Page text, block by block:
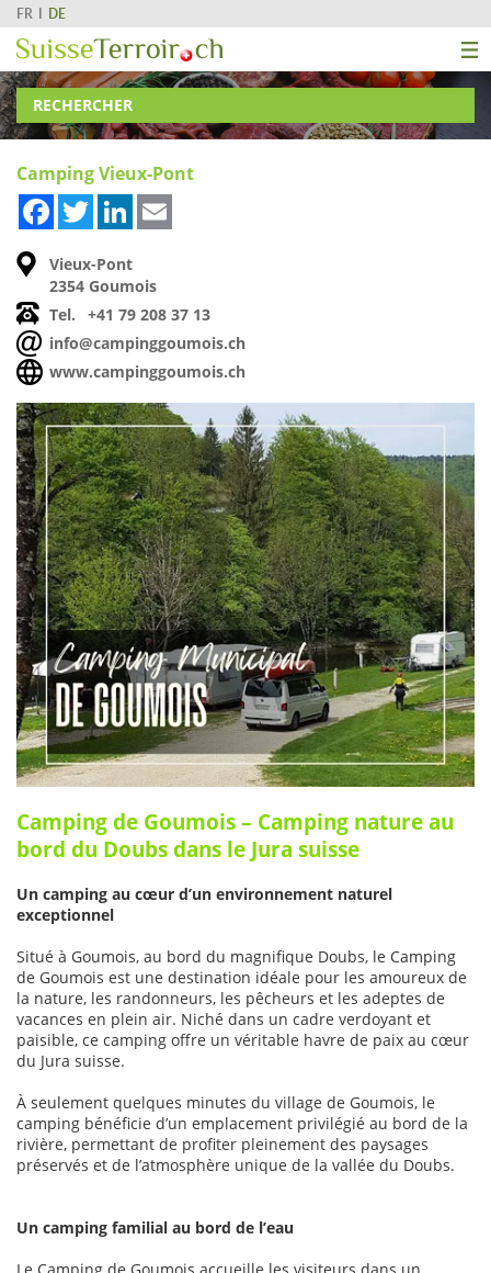
FR DE
RECHERCHER
Camping Vieux-Pont
FacebookTwitterLinkedIn
Vieux-Pont
2354 Goumois
Tel.
+41 79 208 37 13
info@campinggoumois.ch
www.campinggoumois.ch
Camping de Goumois – Camping nature au
bord du Doubs dans le Jura suisse
Un camping au cœur d’un environnement naturel
exceptionnel
Situé à Goumois, au bord du magnifique Doubs, le Camping
de Goumois est une destination idéale pour les amoureux de
la nature, les randonneurs, les pêcheurs et les adeptes de
vacances en plein air. Niché dans un cadre verdoyant et
paisible, ce camping offre un véritable havre de paix au cœur
du Jura suisse.
À seulement quelques minutes du village de Goumois, le
camping bénéficie d’un emplacement privilégié au bord de la
rivière, permettant de profiter pleinement des paysages
préservés et de l’atmosphère unique de la vallée du Doubs.
Un camping familial au bord de l’eau